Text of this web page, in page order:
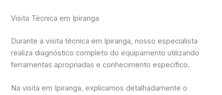
Visita Técnica em Ipiranga
Durante a visita técnica em Ipiranga, nosso especialista
realiza diagnóstico completo do equipamento utilizando
ferramentas apropriadas e conhecimento específico.
Na visita em Ipiranga, explicamos detalhadamente o